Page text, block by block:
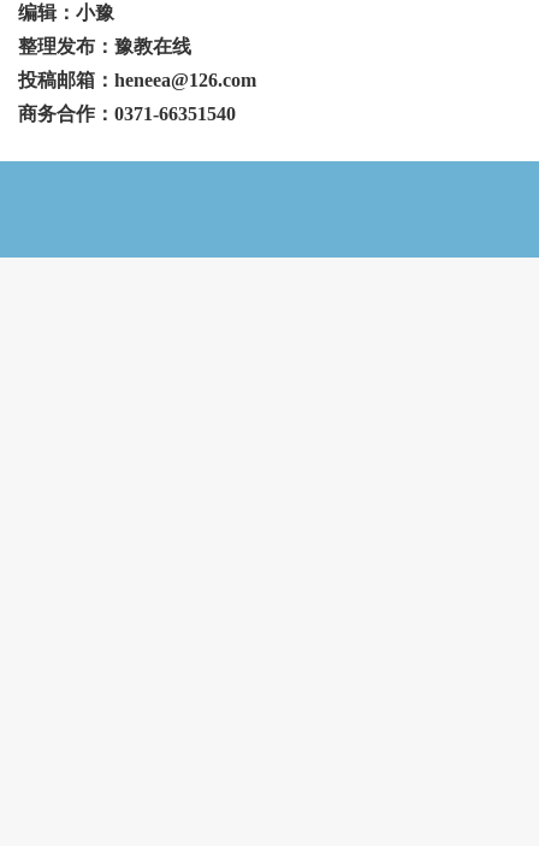
编辑：小豫
整理发布：豫教在线
投稿邮箱：heneea@126.com
商务合作：0371-66351540